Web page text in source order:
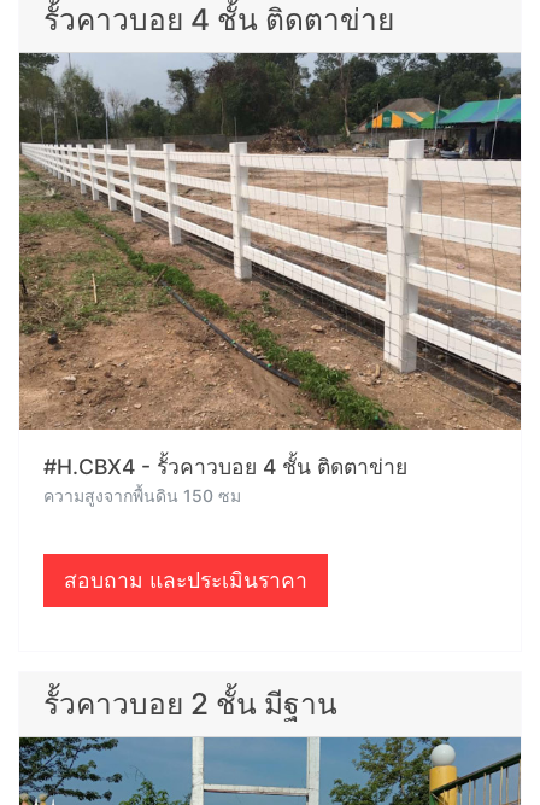
รั้วคาวบอย 4 ชั้น ติดตาข่าย
#H.CBX4 - รั้วคาวบอย 4 ชั้น ติดตาข่าย
ความสูงจากพื้นดิน 150 ซม
สอบถาม และประเมินราคา
รั้วคาวบอย 2 ชั้น มีฐาน